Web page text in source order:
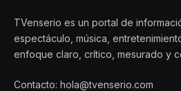
TVenserio es un portal de
espectáculo, música,
enfoque claro, crítico, mesurado y
Contacto: hola@tvenserio.com